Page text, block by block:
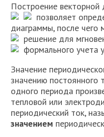
Построение
позволяет
диаграммы, после чего
решение для
формального учета
Значение
значению постоянного
одного периода
тепловой или
периодический ток,
значением